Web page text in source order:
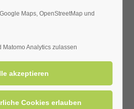
bietet Ihnen ein
und stimmt diese individuell
Sie zu uns, wenn Sie:
bekommen haben
Maps, OpenStreetMap und
Matomo Analytics zulassen